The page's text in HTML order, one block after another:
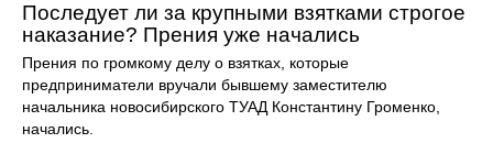
Последует ли за крупными взятками строгое
наказание? Прения уже начались
Прения по громкому делу о взятках, которые
предприниматели вручали бывшему заместителю
начальника новосибирского ТУАД Константину Громенко,
начались.